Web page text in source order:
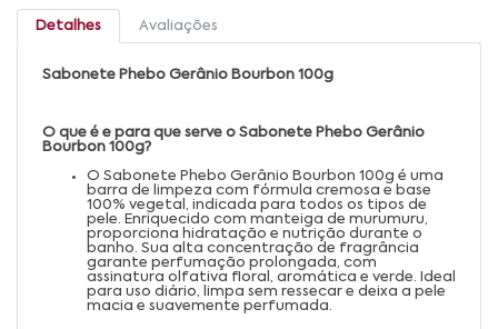
Detalhes Avaliações
Sabonete Phebo Gerânio Bourbon 100g
O que é e para que serve o Sabonete Phebo Gerânio
Bourbon 100g?
O Sabonete Phebo Gerânio Bourbon 100g é uma
barra de limpeza com fórmula cremosa e base
100% vegetal, indicada para todos os tipos de
pele. Enriquecido com manteiga de murumuru,
proporciona hidratação e nutrição durante o
banho. Sua alta concentração de fragrância
garante perfumação prolongada, com
assinatura olfativa floral, aromática e verde. Ideal
para uso diário, limpa sem ressecar e deixa a pele
macia e suavemente perfumada.